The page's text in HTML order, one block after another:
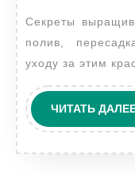
Секреты выращивания фикуса дома: освещение,
полив,
уходу за этим
ЧИТАТЬ